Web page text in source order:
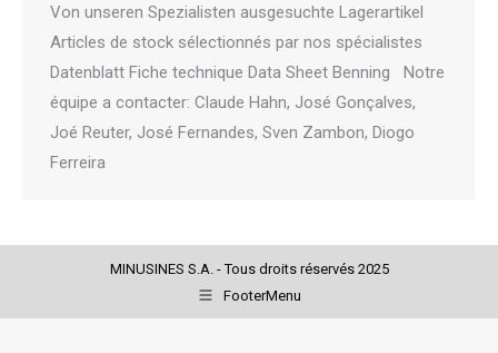
Von unseren Spezialisten ausgesuchte Lagerartikel
Articles de stock sélectionnés par nos spécialistes
Datenblatt Fiche technique Data Sheet Benning Notre
équipe a contacter: Claude Hahn, José Gonçalves,
Joé Reuter, José Fernandes, Sven Zambon, Diogo
Ferreira
MINUSINES S.A. - Tous droits réservés 2025
FooterMenu